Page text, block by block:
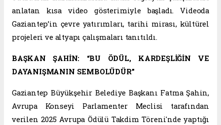
anlatan kısa video gösterimiyle başladı. Videoda
Gaziantep’in çevre yatırımları, tarihi mirası, kültürel
projeleri ve altyapı çalışmaları tanıtıldı.
BAŞKAN ŞAHİN: “BU ÖDÜL, KARDEŞLİĞİN VE
DAYANIŞMANIN SEMBOLÜDÜR”
Gaziantep Büyükşehir Belediye Başkanı Fatma Şahin,
Avrupa Konseyi Parlamenter Meclisi tarafından
verilen 2025 Avrupa Ödülü Takdim Töreni'nde yaptığı